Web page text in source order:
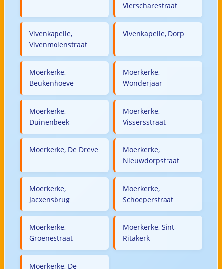
Vierscharestraat
Vivenkapelle,
Vivenmolenstraat
Vivenkapelle, Dorp
Moerkerke,
Beukenhoeve
Moerkerke,
Wonderjaar
Moerkerke,
Duinenbeek
Moerkerke,
Vissersstraat
Moerkerke, De Dreve
Moerkerke,
Nieuwdorpstraat
Moerkerke,
Jacxensbrug
Moerkerke,
Schoeperstraat
Moerkerke,
Groenestraat
Moerkerke, Sint-
Ritakerk
Moerkerke, De